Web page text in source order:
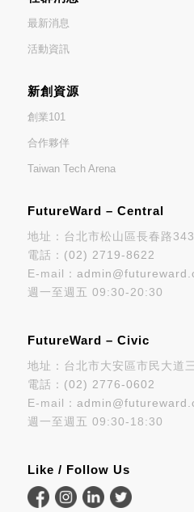
最新消息
活動資訊
新創資源
創業101
合作夥伴
Taiwan Tech Arena
FutureWard – Central
地址：台北市松山區長春路
電話： (02) 2719-8622
E-mail：
週一至週五 09:30-20:30
FutureWard – Civic
地址：台北市大安區市民大道
電話： (02) 2776-0602
E-mail：
週一至週五 09:30-18:30
Like / Follow Us